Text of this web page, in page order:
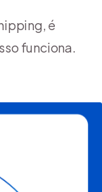
é
funciona.